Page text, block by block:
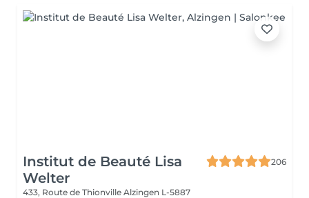
Institut de Beauté Lisa
Welter
206
433, Route de Thionville Alzingen L-5887